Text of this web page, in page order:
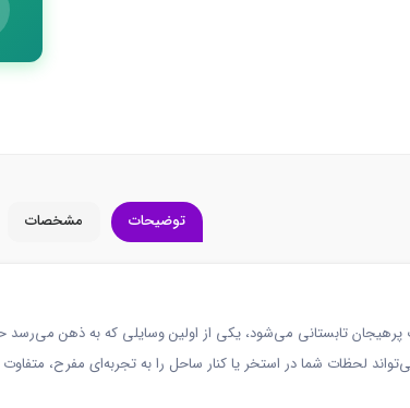
توضیحات مشخصات
تابستانی می‌شود، یکی از اولین وسایلی که به ذهن
لحظات شما در استخر یا کنار ساحل را به تجربه‌ای مفرح، متفاوت